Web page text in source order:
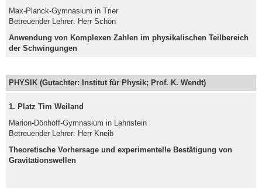
Max-Planck-Gymnasium in Trier
Betreuender Lehrer: Herr Schön
Anwendung von Komplexen Zahlen im physikalischen Teilbereich
der Schwingungen
PHYSIK (Gutachter: Institut für Physik; Prof. K. Wendt)
1. Platz Tim Weiland
Marion-Dönhoff-Gymnasium in Lahnstein
Betreuender Lehrer: Herr Kneib
Theoretische Vorhersage und experimentelle Bestätigung von
Gravitationswellen